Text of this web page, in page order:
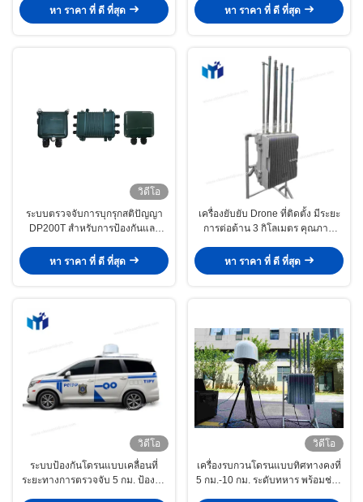
หา ราคา ที่ ดี ที่สุด
ป้องกัน IP65 อุปกรณ์ป้องกันโดรน
ติดตั้งบนยานพาหนะ
หา ราคา ที่ ดี ที่สุด
วิดีโอ
ระบบตรวจจับการบุกรุกสติปัญญา
DP200T สําหรับการป้องกันและ
หา ราคา ที่ ดี ที่สุด
เครื่องยับยับ Drone ที่ติดตั้ง มีระยะ
การต่อต้าน 3 กิโลเมตร คุณภาพ
ปรับเปลี่ยนได้ ระบบต้าน Drone
หา ราคา ที่ ดี ที่สุด
วิดีโอ
ระบบป้องกันโดรนแบบเคลื่อนที่
ระยะทางการตรวจจับ 5 กม. ป้องกัน
วิดีโอ
เครื่องรบกวนโดรนแบบทิศทางคงที่
5 กม.-10 กม. ระดับทหาร พร้อมช่วง